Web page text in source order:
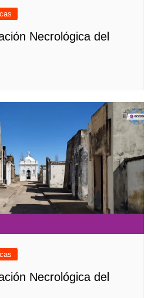
Necrológica del
Necrológica del